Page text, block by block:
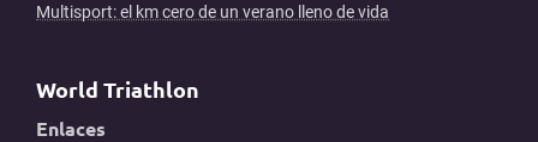
Multisport: el km cero de un verano lleno de vida
World Triathlon
Enlaces